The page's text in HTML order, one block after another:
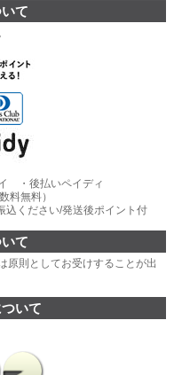
て
・後払いペイディ
料無料）
込ください/発送後ポイント付
て
原則としてお受けすることが出
いて